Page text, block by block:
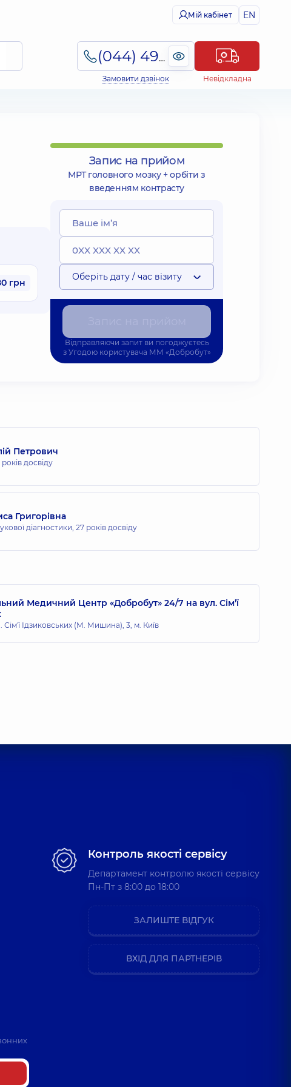
Мій кабінет EN
(044) 495-2-888
Замовити дзвінок Невідкладна
грн
Запис на прийом
МРТ головного мозку + орбіти з
введенням контрасту
Оберіть дату / час візиту
Відправляючи запит ви погоджуєтесь
з Угодою користувача ММ «Добробут»
Петрович
досвіду
Григорівна
діагностики, 27 років досвіду
Медичний Центр «Добробут» 24/7 на вул. Сім’ї
Сім'ї Ідзиковських (М. Мишина), 3, м. Київ
Контроль якості сервісу
Департамент контролю якості сервісу
Пн-Пт з 8:00 до 18:00
ЗАЛИШТЕ ВІДГУК
ВХІД ДЛЯ ПАРТНЕРІВ